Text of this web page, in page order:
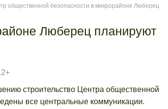
общественной безопасности в микрорайоне Люберец
Люберец планируют
строительство Центра общественной
все центральные коммуникации.